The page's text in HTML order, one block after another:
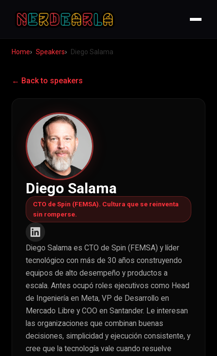
Home Speakers Diego Salama
← Back to speakers
Diego Salama
CTO de Spin (FEMSA). Cultura que se reinventa
sin romperse.
Diego Salama es CTO de Spin (FEMSA) y líder
tecnológico con más de 30 años construyendo
equipos de alto desempeño y productos a
escala. Antes ocupó roles ejecutivos como Head
de Ingeniería en Meta, VP de Desarrollo en
Mercado Libre y COO en Santander. Le interesan
las organizaciones que combinan buenas
decisiones, simplicidad y ejecución consistente, y
cree que la tecnología vale cuando resuelve